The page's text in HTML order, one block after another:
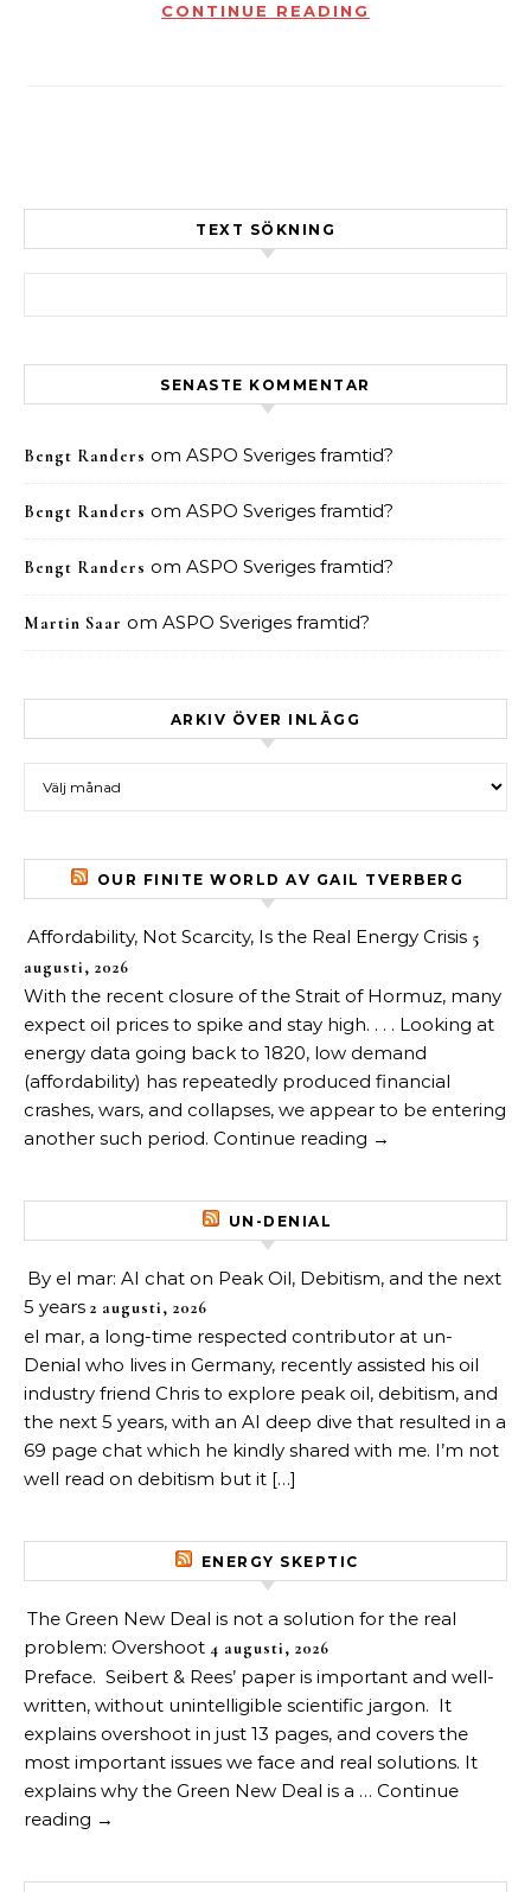
CONTINUE READING
TEXT SÖKNING
SENASTE KOMMENTAR
Bengt Randers om ASPO Sveriges framtid?
Bengt Randers om ASPO Sveriges framtid?
Bengt Randers om ASPO Sveriges framtid?
Martin Saar om ASPO Sveriges framtid?
ARKIV ÖVER INLÄGG
OUR FINITE WORLD AV GAIL TVERBERG
Affordability, Not Scarcity, Is the Real Energy Crisis 5
augusti, 2026
With the recent closure of the Strait of Hormuz, many
expect oil prices to spike and stay high. . . . Looking at
energy data going back to 1820, low demand
(affordability) has repeatedly produced financial
crashes, wars, and collapses, we appear to be entering
another such period. Continue reading →
UN-DENIAL
By el mar: AI chat on Peak Oil, Debitism, and the next
5 years 2 augusti, 2026
el mar, a long-time respected contributor at un-
Denial who lives in Germany, recently assisted his oil
industry friend Chris to explore peak oil, debitism, and
the next 5 years, with an AI deep dive that resulted in a
69 page chat which he kindly shared with me. I’m not
well read on debitism but it […]
ENERGY SKEPTIC
The Green New Deal is not a solution for the real
problem: Overshoot 4 augusti, 2026
Preface. Seibert & Rees’ paper is important and well-
written, without unintelligible scientific jargon. It
explains overshoot in just 13 pages, and covers the
most important issues we face and real solutions. It
explains why the Green New Deal is a … Continue
reading →